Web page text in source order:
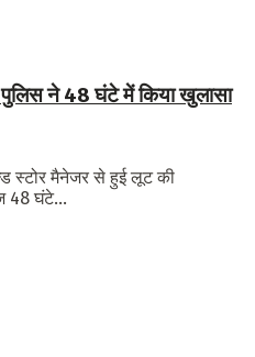
ने 48 घंटे में किया खुलासा
स्टोर मैनेजर से हुई लूट की
48 घंटे...